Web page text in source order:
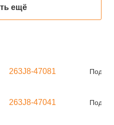
ещё
263J8-47081 Под
263J8-47041 Под